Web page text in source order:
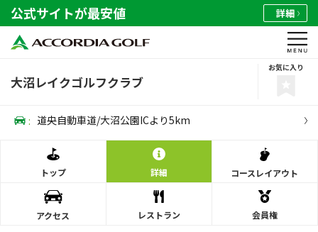
公式サイトが最安値 詳細
大沼レイクゴルフクラブ
お気に入り
: 道央自動車道/大沼公園ICより5km
トップ 詳細 コースレイアウト
アクセス レストラン 会員権